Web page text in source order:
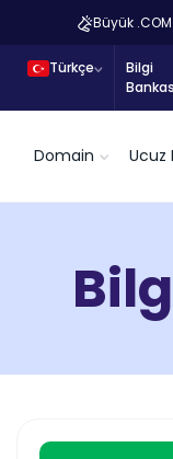
Büyük
Türkçe
Bilgi
Domain Ucuz